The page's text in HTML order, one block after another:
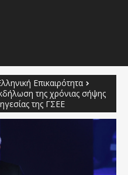
Επικαιρότητα
της χρόνιας σήψης
της ΓΣΕΕ